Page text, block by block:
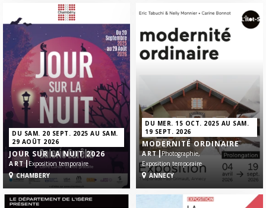
DU SAM. 20 SEPT. 2025 AU SAM.
29 AOÛT 2026
JOUR SUR LA NUIT 2026
ART|Exposition temporaire
CHAMBERY
DU MER. 15 OCT. 2025 AU SAM.
19 SEPT. 2026
MODERNITÉ ORDINAIRE
ART|Photographie,
Exposition temporaire
ANNECY